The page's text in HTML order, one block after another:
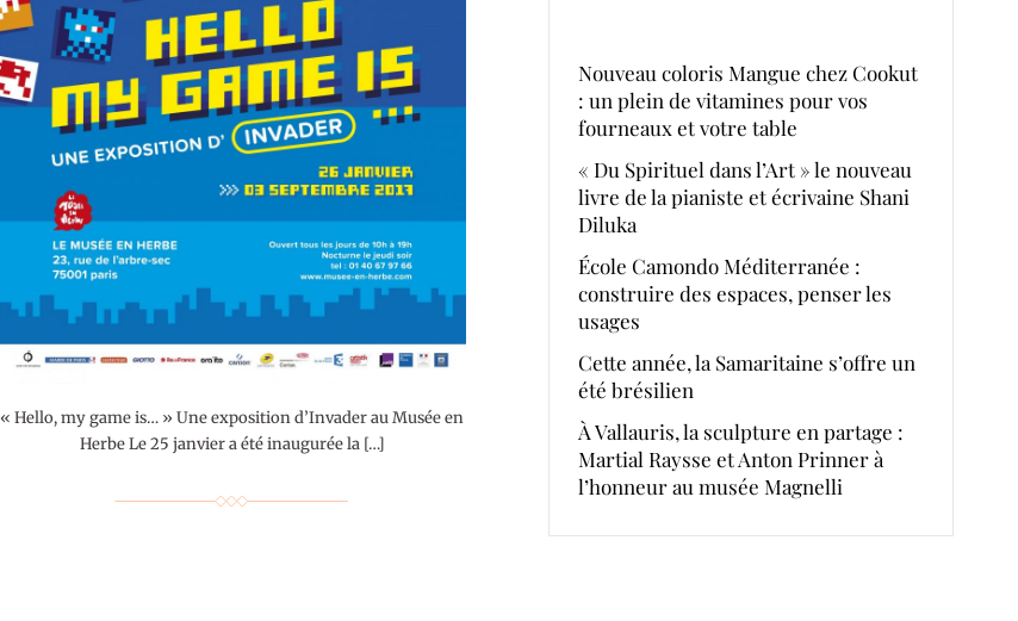
« Hello, my game is… » Une exposition d’Invader au Musée en
Herbe Le 25 janvier a été inaugurée la […]
Nouveau coloris Mangue chez Cookut
: un plein de vitamines pour vos
fourneaux et votre table
« Du Spirituel dans l’Art » le nouveau
livre de la pianiste et écrivaine Shani
Diluka
École Camondo Méditerranée :
construire des espaces, penser les
usages
Cette année, la Samaritaine s’offre un
été brésilien
À Vallauris, la sculpture en partage :
Martial Raysse et Anton Prinner à
l’honneur au musée Magnelli